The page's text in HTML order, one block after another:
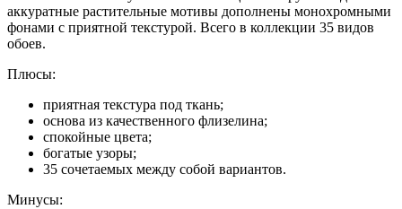
аккуратные растительные мотивы дополнены монохромными
фонами с приятной текстурой. Всего в коллекции 35 видов
обоев.
Плюсы:
приятная текстура под ткань;
основа из качественного флизелина;
спокойные цвета;
богатые узоры;
35 сочетаемых между собой вариантов.
Минусы: